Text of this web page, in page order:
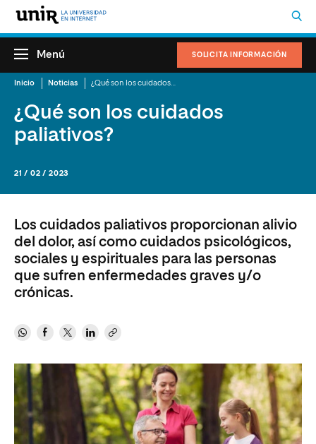
SOLICITA INFORMACIÓN
Menú
Inicio Noticias
¿Qué son los cuidados
paliativos?
21 / 02 / 2023
Los cuidados paliativos proporcionan alivio
del dolor, así como cuidados psicológicos,
sociales y espirituales para las personas
que sufren enfermedades graves y/o
crónicas.